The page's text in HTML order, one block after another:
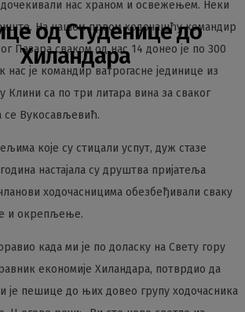
од Студенице до
Хиландара
нас храном и освежењем. Неки
На нашем првом ходочашћу командир
Пазара сваком од нас 14 донео је по 300
нас је командир ватрогасне јединице из
Клини са по три литара вина за сваког
се Вукосављевић.
које су стицали успут, дуж стазе
настајала су друштва пријатеља
ходочасницима обезбеђивали сваку
и окрепљење.
када ми је по доласку на Свету гору
економије Хиландара, потврдио да
је пешице до њих довео групу ходочасника